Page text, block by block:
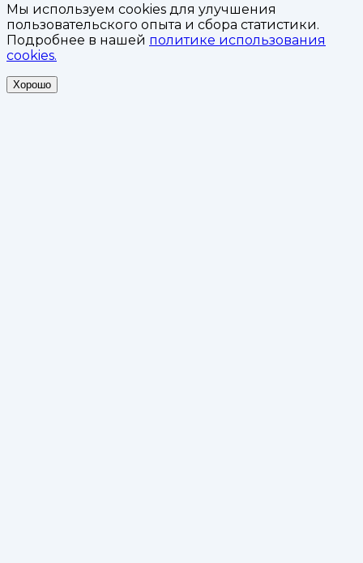
Мы используем cookies для улучшения
пользовательского опыта и сбора статистики.
Подробнее в нашей политике использования
cookies.
Хорошо